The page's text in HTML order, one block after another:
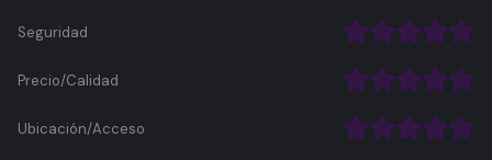
Seguridad
Precio/Calidad
Ubicación/Acceso